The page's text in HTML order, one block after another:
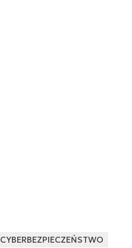
CYBERBEZPIECZEŃSTWO